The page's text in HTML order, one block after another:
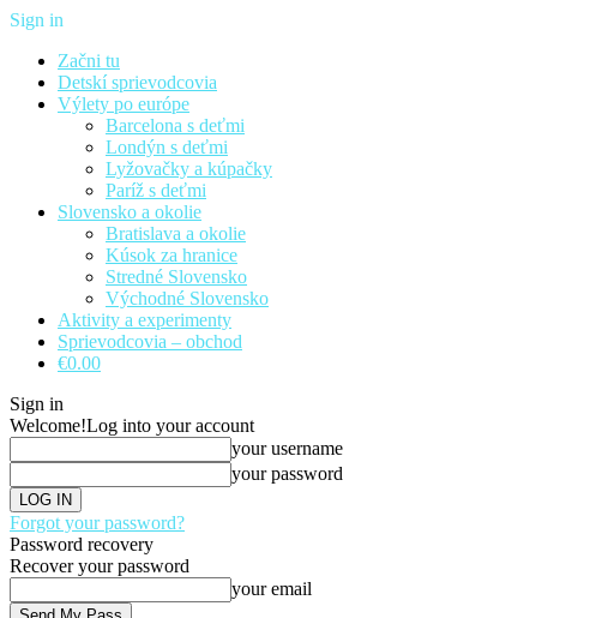
Sign in
Začni tu
Detskí sprievodcovia
Výlety po európe
Barcelona s deťmi
Londýn s deťmi
Lyžovačky a kúpačky
Paríž s deťmi
Slovensko a okolie
Bratislava a okolie
Kúsok za hranice
Stredné Slovensko
Východné Slovensko
Aktivity a experimenty
Sprievodcovia – obchod
€0.00
Sign in
Welcome!Log into your account
your username
your password
Forgot your password?
Password recovery
Recover your password
your email